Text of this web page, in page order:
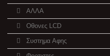
ΑΛΛΑ
Οθονες LCD
Συστημα Αφης